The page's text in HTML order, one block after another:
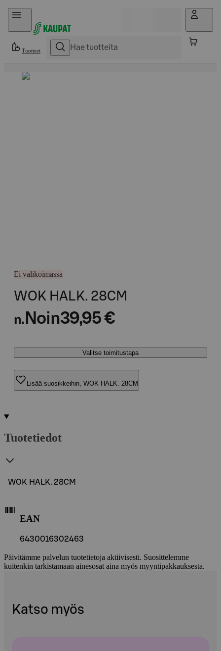
Hyppää sisältöön
Tuotteet
Ei valikoimassa
WOK HALK. 28CM
n. Noin39,95 €
Valitse toimitustapa
Lisää suosikkeihin, WOK HALK. 28CM
Tuotetiedot
WOK HALK. 28CM
EAN
6430016302463
Päivitämme palvelun tuotetietoja aktiivisesti. Suosittelemme
kuitenkin tarkistamaan ainesosat aina myös myyntipakkauksesta.
Katso myös